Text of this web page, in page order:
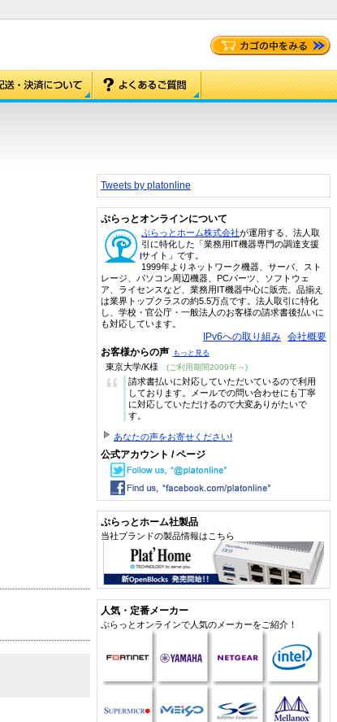
Tweets by platonline
ぷらっとオンラインについて
ぷらっとホーム株式会社が運用する、法人取
引に特化した「業務用IT機器専門の調達支援
サイト」です。
1999年よりネットワーク機器、サーバ、スト
レージ、パソコン周辺機器、PCパーツ、ソフトウェ
ア、ライセンスなど、業務用IT機器中心に販売。品揃え
は業界トップクラスの約5.5万点です。法人取引に特化
し、学校・官公庁・一般法人のお客様の請求書後払いに
も対応しています。
IPv6への取り組み 会社概要
お客様からの声 もっと見る
東京大学/K様 (ご利用期間2009年～)
“
請求書払いに対応していただいているので利用
しております。メールでの問い合わせにも丁寧
に対応していただけるので大変ありがたいで
す。
あなたの声をお寄せください!
公式アカウント / ページ
ぷらっとホーム社製品
当社ブランドの製品情報はこちら
人気・定番メーカー
ぷらっとオンラインで人気のメーカーをご紹介！